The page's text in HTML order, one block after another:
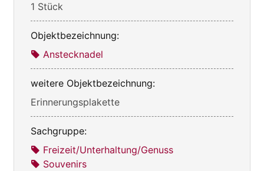
1 Stück
Objektbezeichnung:
Anstecknadel
weitere Objektbezeichnung:
Erinnerungsplakette
Sachgruppe:
Freizeit/Unterhaltung/Genuss
Souvenirs